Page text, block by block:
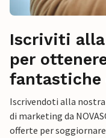
Iscriviti
per
fantastiche
Iscrivendoti alla
di marketing da
offerte per